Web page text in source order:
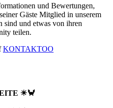
und Bewertungen,
Gäste Mitglied in unserem
sind und etwas von ihren
teilen.
KONTAKTOO
☀🦀